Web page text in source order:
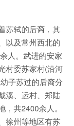
苏轼的后裔，其
以及常州西北的
人。武进的安家
村委苏家村(沿河
子苏过的后裔分
溪、运村、郑陆
共2400余人。
徐州等地区有苏